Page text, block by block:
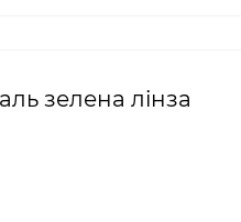
зелена лінза